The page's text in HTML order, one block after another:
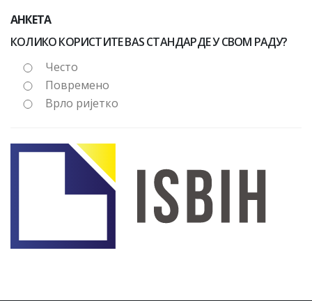
АНКЕТА
КОЛИКО КОРИСТИТЕ BAS СТАНДАРДЕ У СВОМ РАДУ?
Често
Повремено
Врло ријетко